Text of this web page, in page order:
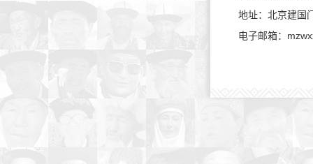
地址：北京建国
电子邮箱：